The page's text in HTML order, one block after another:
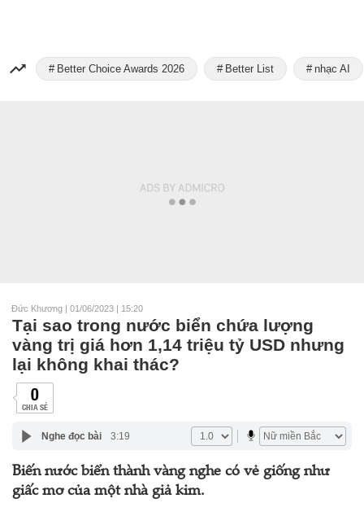
Better Choice Awards 2026 Better List nhạc AI
Đức Khương | 01/06/2023 | 15:20
Tại sao trong nước biển chứa lượng
vàng trị giá hơn 1,14 triệu tỷ USD nhưng
lại không khai thác?
0
CHIA SẺ
Nghe đọc bài 3:19
Biến nước biển thành vàng nghe có vẻ giống như
giấc mơ của một nhà giả kim.